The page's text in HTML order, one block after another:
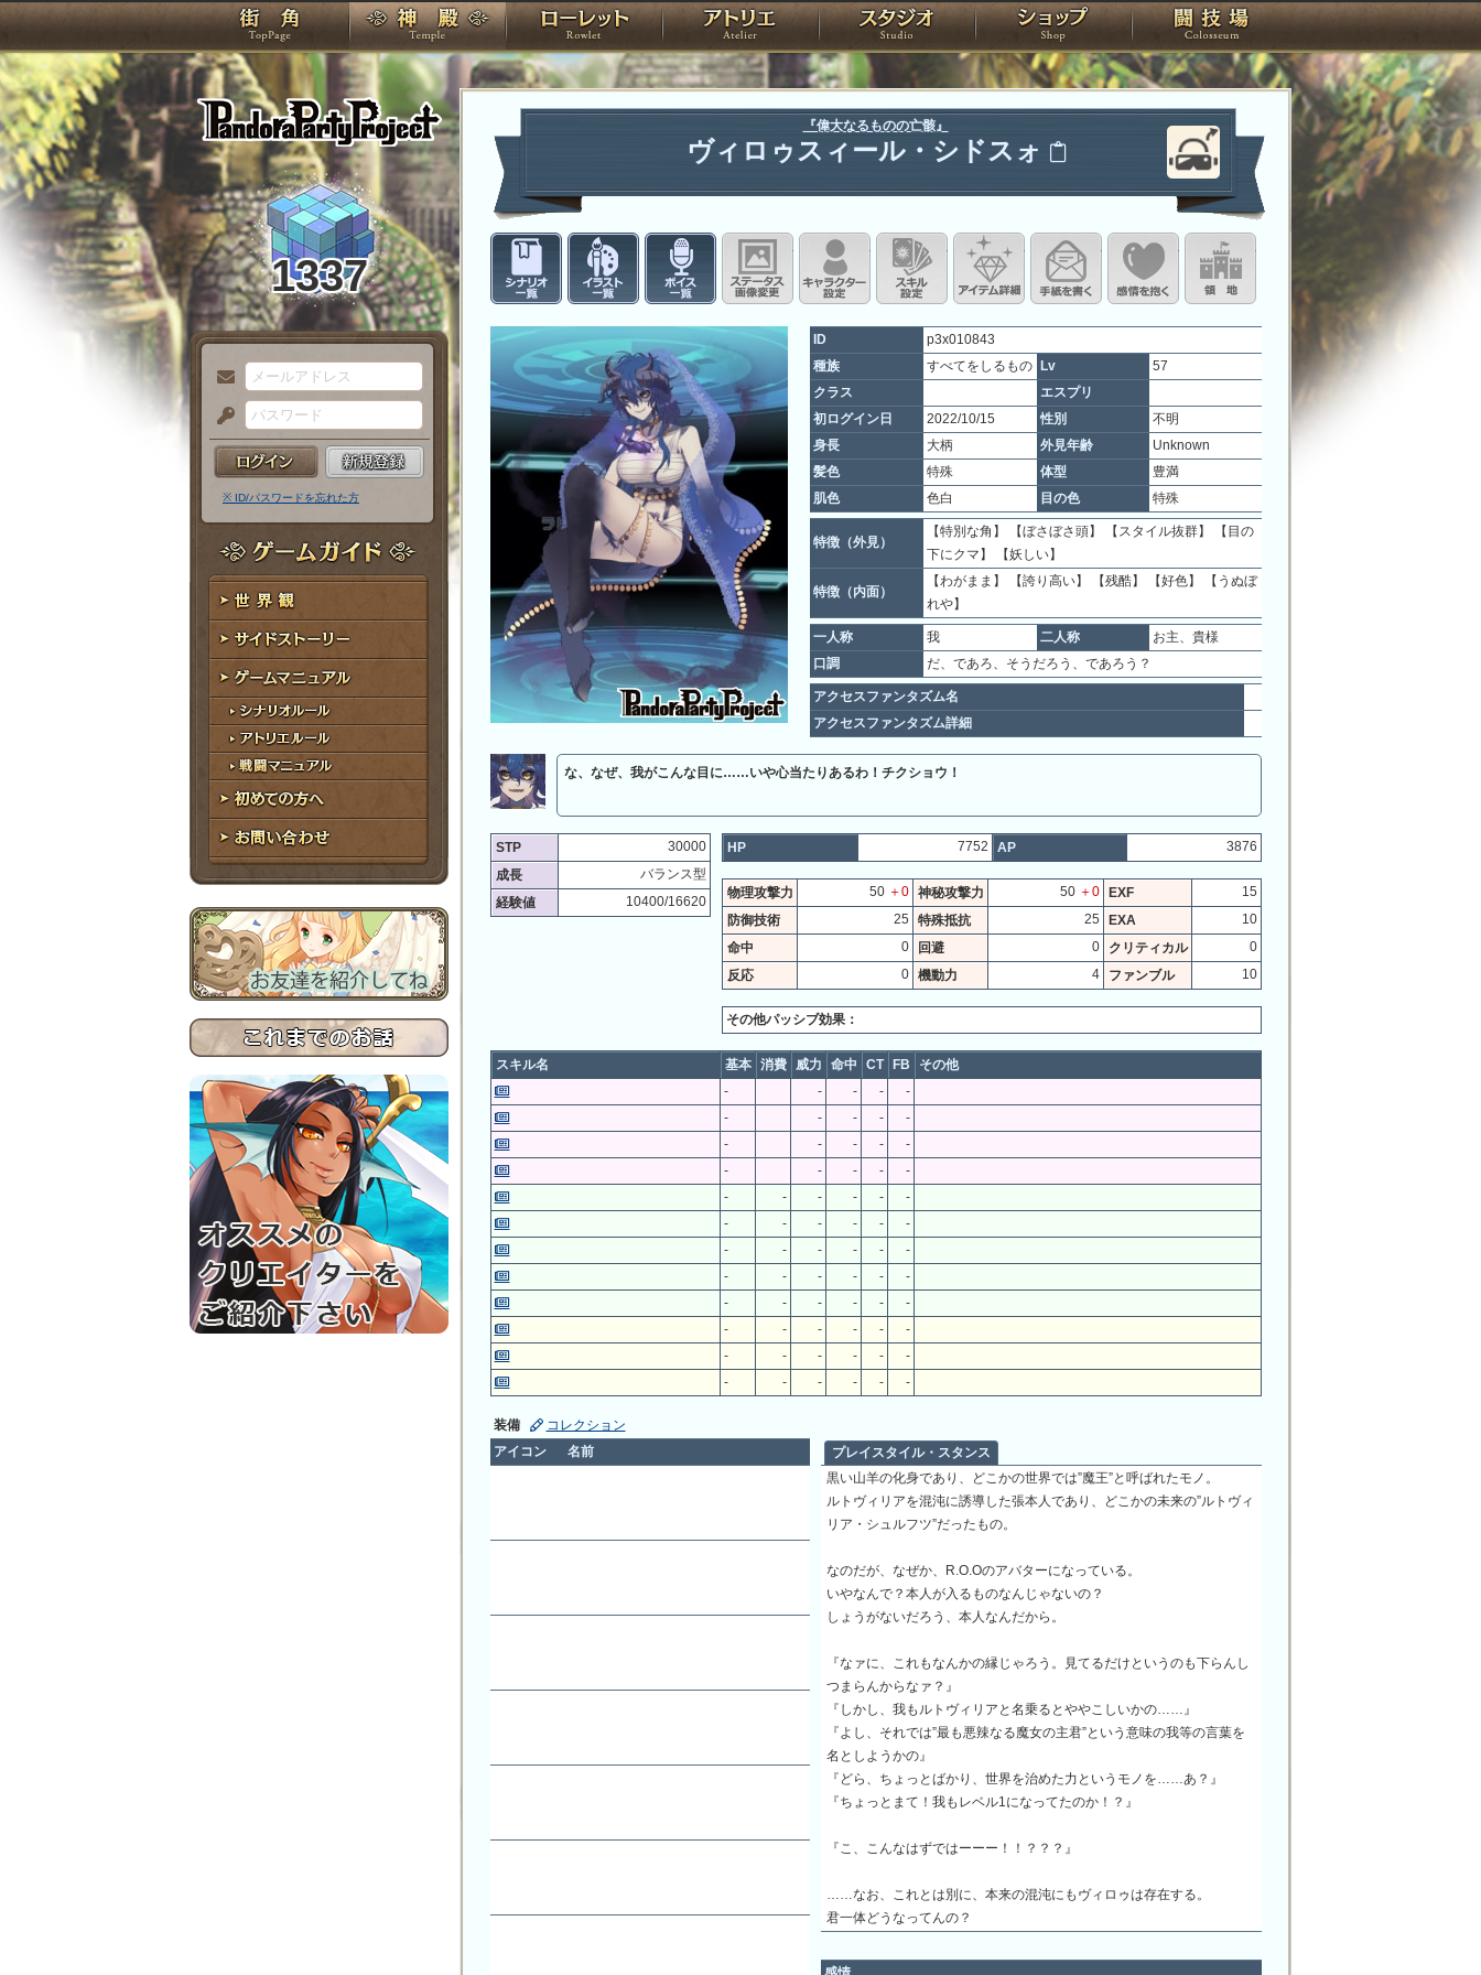
TOP 神殿 ローレット アトリエ スタジオ ショップ 闘技場
1337
メ
ー
ル
ア
ド
レ
ス
パ
ス
ー
ド
※ ID/パスワードを忘れた方
ゲームガイド
世界観
サイドストーリー
ゲームマニュアル
シナリオルール
アトリエルール
戦闘マニュアル
初めての方へ
お問い合わせ
『偉大なるものの亡骸』
ヴィロゥスィール・シドスォ
シナリオ一覧イラスト一覧ボイス一覧 ステータス画像変更キャラクター設定
スキル設定 アイテム詳細手紙を書く このキャラクターに感情を抱く
ID
p3x010843
種族
すべてをしるもの Lv
57
クラス
エスプリ
初ログイン日
2022/10/15 性別
不明
身長
大柄 外見年齢
Unknown
髪色
特殊 体型
豊満
肌色
色白 目の色 特殊
特徴（外見）
【特別な角】 【ぼさぼさ頭】 【スタイル抜群】 【目の
下にクマ】 【妖しい】
特徴（内面）
【わがまま】 【誇り高い】 【残酷】 【好色】 【うぬぼ
れや】
一人称 我 二人称
お主、貴様
口調
だ、であろ、そうだろう、であろう？
アクセスファンタズム名
アクセスファンタズム詳細
な、なぜ、我がこんな目に……いや心当たりあるわ！チクショウ！
STP
30000
成長
バランス型
経験値
10400/16620
HP 7752 AP 3876
物理攻撃力 50 ＋0 神秘攻撃力 50 ＋0 EXF
15
防御技術
25 特殊抵抗 25 EXA
10
命中
0 回避 0 クリティカル
0
反応
0 機動力 4 ファンブル 10
その他パッシブ効果：
スキル名 基本 消費 威力 命中 CT FB
その他
-
- - -
-
-
- - -
-
-
- - -
-
-
- - -
-
-
- - - -
-
-
- - - -
-
-
- - - -
-
-
- - - -
-
-
- - - -
-
-
- - - -
-
-
- - - -
-
-
- - - - -
装備
コレクション
アイコン
名前
プレイスタイル・スタンス
黒い山羊の化身であり、どこかの世界では”魔王”と呼ばれたモノ。
ルトヴィリアを混沌に誘導した張本人であり、どこかの未来の”ルトヴィ
リア・シュルフツ”だったもの。
なのだが、なぜか、R.O.Oのアバターになっている。
いやなんで？本人が入るものなんじゃないの？
しょうがないだろう、本人なんだから。
『なァに、これもなんかの縁じゃろう。見てるだけというのも下らんし
つまらんからなァ？』
『しかし、我もルトヴィリアと名乗るとややこしいかの……』
『よし、それでは”最も悪辣なる魔女の主君”という意味の我等の言葉を
名としようかの』
『どら、ちょっとばかり、世界を治めた力というモノを……あ？』
『ちょっとまて！我もレベル1になってたのか！？』
『こ、こんなはずではーーー！！？？？』
……なお、これとは別に、本来の混沌にもヴィロゥは存在する。
君一体どうなってんの？